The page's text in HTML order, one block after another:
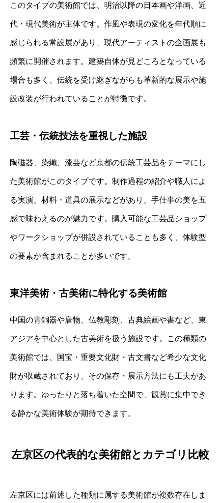
このタイプの美術館では、明治以降の日本画や洋画、近
代・現代美術が主体です。作風や表現の変化を年代順に
感じられる常設展があり、現代アーティストの企画展も
頻繁に開催されます。建築自体が見どころとなっている
場合も多く、伝統を受け継ぎながらも革新的な展示や施
設改装が行われていることが特徴です。
工芸・伝統技法を重視した施設
陶磁器、染織、漆芸など京都の伝統工芸品をテーマにし
た美術館がこのタイプです。制作過程の紹介や職人によ
る実演、材料・道具の展示などがあり、手仕事の美を五
感で味わえるのが魅力です。購入可能な工芸品ショップ
やワークショップが併設されていることも多く、体験型
の要素が含まれることが多いです。
東洋美術・古美術に特化する美術館
中国の青銅器や唐物、仏教彫刻、古典絵画や書など、東
アジアを中心とした古美術を扱う施設です。この種類の
美術館では、国宝・重要文化財・古文書など希少な文化
財が収蔵されており、その保存・展示方法にも工夫があ
ります。ゆったりと落ち着いた空間で、観賞に集中でき
る静かな美術体験が期待できます。
左京区の代表的な美術館とカテゴリ比較
左京区には前述した種類に属する美術館が複数存在しま